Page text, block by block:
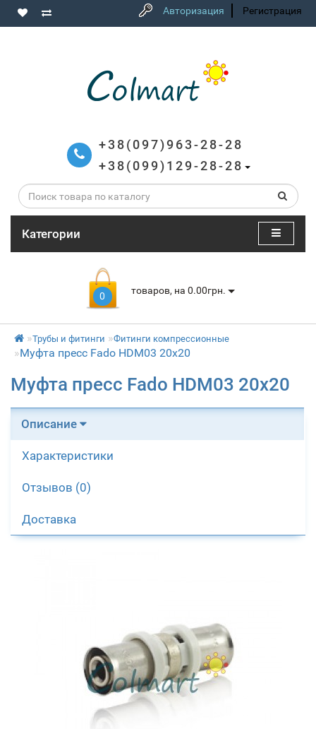
Авторизация Регистрация
+38(097)963-28-28
+38(099)129-28-28
Категории
0
товаров, на 0.00грн.
Трубы и фитинги Фитинги компрессионные
Муфта пресс Fado HDM03 20х20
Муфта пресс Fado HDM03 20х20
Описание
Характеристики
Отзывов (0)
Доставка